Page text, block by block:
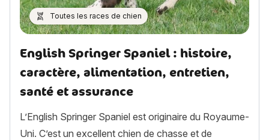
Toutes les races de chien
English Springer Spaniel : histoire,
caractère, alimentation, entretien,
santé et assurance
L’English Springer Spaniel est originaire du Royaume-
Uni. C’est un excellent chien de chasse et de